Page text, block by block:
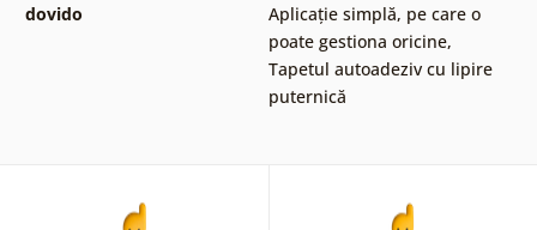
dovido
Aplicație simplă, pe care o
poate gestiona oricine,
Tapetul autoadeziv cu lipire
puternică